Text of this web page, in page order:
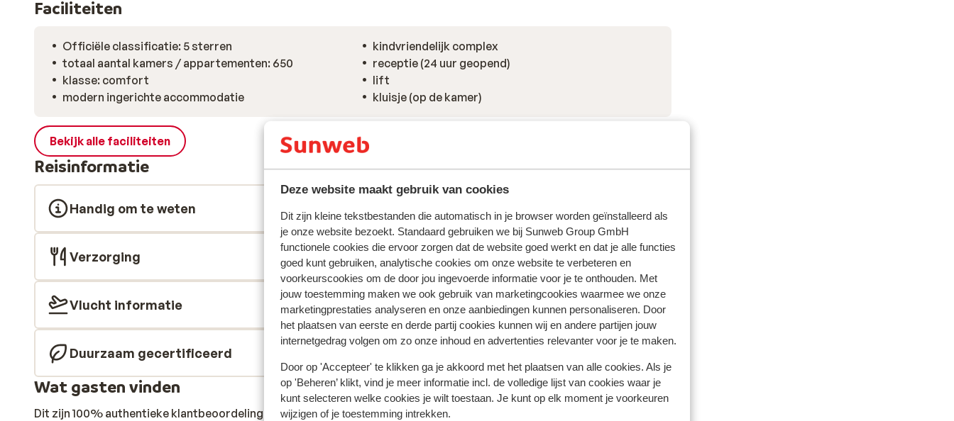
Deze website maakt gebruik van cookies
Dit zijn kleine tekstbestanden die automatisch in je browser worden geïnstalleerd als
je onze website bezoekt. Standaard gebruiken we bij Sunweb Group GmbH
functionele cookies die ervoor zorgen dat de website goed werkt en dat je alle functies
goed kunt gebruiken, analytische cookies om onze website te verbeteren en
voorkeurscookies om de door jou ingevoerde informatie voor je te onthouden. Met
jouw toestemming maken we ook gebruik van marketingcookies waarmee we onze
marketingprestaties analyseren en onze aanbiedingen kunnen personaliseren. Door
het plaatsen van eerste en derde partij cookies kunnen wij en andere partijen jouw
internetgedrag volgen om zo onze inhoud en advertenties relevanter voor je te maken.
Door op 'Accepteer' te klikken ga je akkoord met het plaatsen van alle cookies. Als je
op 'Beheren’ klikt, vind je meer informatie incl. de volledige lijst van cookies waar je
kunt selecteren welke cookies je wilt toestaan. Je kunt op elk moment je voorkeuren
wijzigen of je toestemming intrekken.
Faciliteiten
Officiële classificatie: 5 sterren
totaal aantal kamers / appartementen: 650
klasse: comfort
modern ingerichte accommodatie
kindvriendelijk complex
receptie (24 uur geopend)
lift
kluisje (op de kamer)
Bekijk alle faciliteiten
Reisinformatie
Handig om te weten
Verzorging
Vlucht informatie
Duurzaam gecertificeerd
Wat gasten vinden
Dit zijn 100% authentieke klantbeoordelingen die hun ervaring met ons product eerlijk weergeven.